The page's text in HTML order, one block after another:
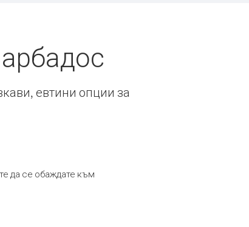
евтини опции за
да се обаждате към